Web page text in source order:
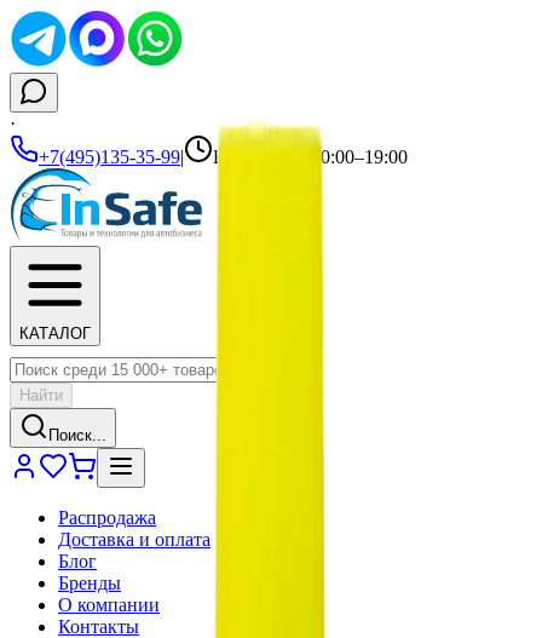
·
+7(495)135-35-99| Ежедневно 10:00–19:00
КАТАЛОГ
Найти
Поиск...
Распродажа
Доставка и оплата
Блог
Бренды
О компании
Контакты